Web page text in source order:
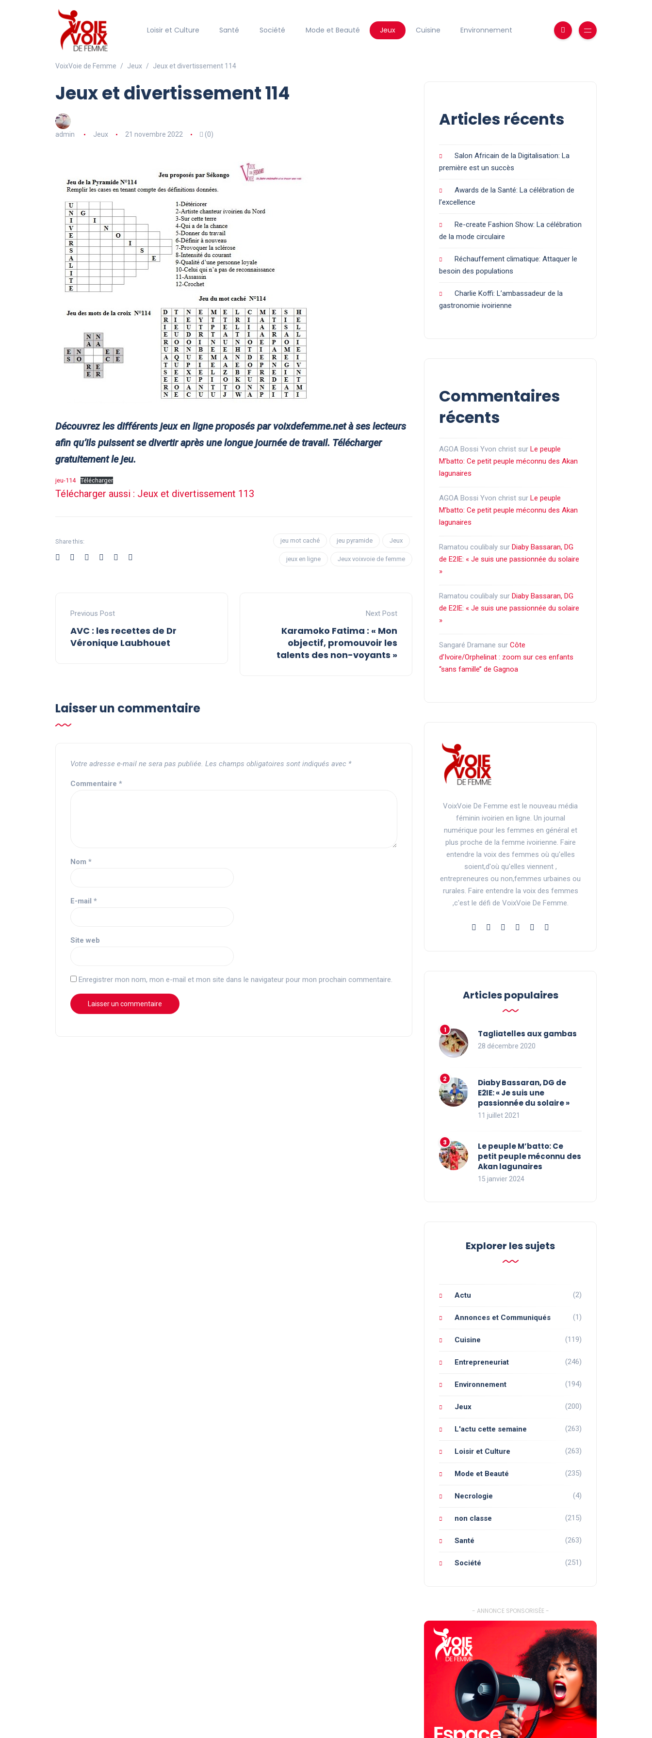
Loisir et Culture Santé Société Mode et Beauté Jeux Cuisine Environnement
VoixVoie de Femme Jeux Jeux et divertissement 114
Jeux et divertissement 114
admin Jeux 21 novembre 2022 (0)
Découvrez les différents jeux en ligne proposés par voixdefemme.net à ses lecteurs
afin qu’ils puissent se divertir après une longue journée de travail. Télécharger
gratuitement le jeu.
jeu-114 Télécharger
Télécharger aussi : Jeux et divertissement 113
Share this: jeu mot caché jeu pyramide Jeux
jeux en ligne Jeux voixvoie de femme
Previous Post
AVC : les recettes de Dr
Véronique Laubhouet
Next Post
Karamoko Fatima : « Mon
objectif, promouvoir les
talents des non-voyants »
Laisser un commentaire
Votre adresse e-mail ne sera pas publiée. Les champs obligatoires sont indiqués avec *
Commentaire *
Nom *
E-mail *
Site web
Enregistrer mon nom, mon e-mail et mon site dans le navigateur pour mon prochain commentaire.
Articles récents
Salon Africain de la Digitalisation: La
première est un succès
Awards de la Santé: La célébration de
l’excellence
Re-create Fashion Show: La célébration
de la mode circulaire
Réchauffement climatique: Attaquer le
besoin des populations
Charlie Koffi: L’ambassadeur de la
gastronomie ivoirienne
Commentaires
récents
AGOA Bossi Yvon christ sur Le peuple
M’batto: Ce petit peuple méconnu des Akan
lagunaires
AGOA Bossi Yvon christ sur Le peuple
M’batto: Ce petit peuple méconnu des Akan
lagunaires
Ramatou coulibaly sur Diaby Bassaran, DG
de E2IE: « Je suis une passionnée du solaire
»
Ramatou coulibaly sur Diaby Bassaran, DG
de E2IE: « Je suis une passionnée du solaire
»
Sangaré Dramane sur Côte
d’Ivoire/Orphelinat : zoom sur ces enfants
‘‘sans famille’’ de Gagnoa
VoixVoie De Femme est le nouveau média
féminin ivoirien en ligne. Un journal
numérique pour les femmes en général et
plus proche de la femme ivoirienne. Faire
entendre la voix des femmes où qu'elles
soient,d'où qu'elles viennent ,
entrepreneures ou non,femmes urbaines ou
rurales. Faire entendre la voix des femmes
,c'est le défi de VoixVoie De Femme.
Articles populaires
Tagliatelles aux gambas
28 décembre 2020
Diaby Bassaran, DG de
E2IE: « Je suis une
passionnée du solaire »
11 juillet 2021
Le peuple M’batto: Ce
petit peuple méconnu des
Akan lagunaires
15 janvier 2024
Explorer les sujets
Actu (2)
Annonces et Communiqués (1)
Cuisine (119)
Entrepreneuriat (246)
Environnement (194)
Jeux (200)
L'actu cette semaine (263)
Loisir et Culture (263)
Mode et Beauté (235)
Necrologie (4)
non classe (215)
Santé (263)
Société (251)
- ANNONCE SPONSORISÉE -